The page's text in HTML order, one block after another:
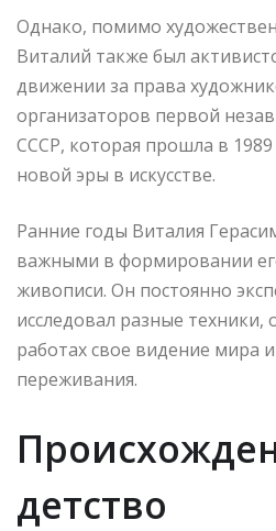
Однако, помимо
Виталий также был
движении за права
организаторов первой
СССР, которая прошла в
новой эры в искусстве.
Ранние годы Виталия
важными в формировании
живописи. Он постоянно
исследовал разные техники,
работах свое видение мира
переживания.
детство